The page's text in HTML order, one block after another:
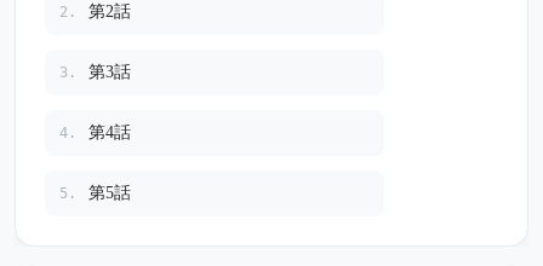
2. 第2話
3. 第3話
4. 第4話
5. 第5話